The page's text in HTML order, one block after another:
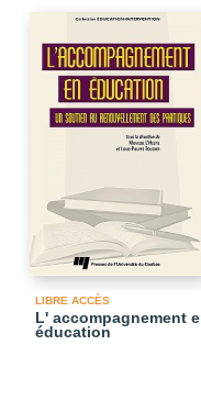
LIBRE ACCÈS
L' accompagnement
éducation